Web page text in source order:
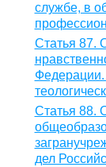
службе, в
Статья 87.
Федерации.
Статья 88.
дел